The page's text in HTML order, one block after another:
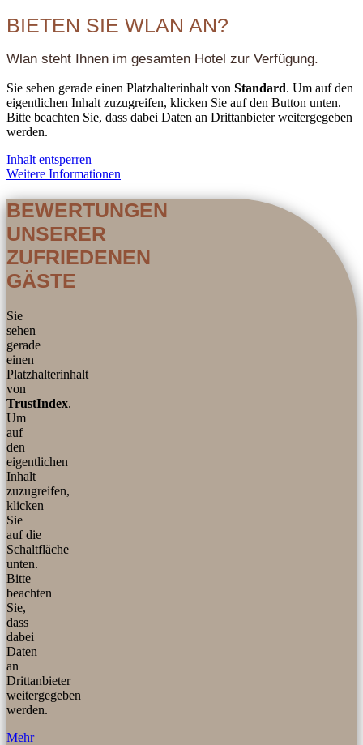
BIETEN SIE WLAN AN?
Wlan steht Ihnen im gesamten Hotel zur Verfügung.
Sie sehen gerade einen Platzhalterinhalt von Standard. Um auf den
eigentlichen Inhalt zuzugreifen, klicken Sie auf den Button unten.
Bitte beachten Sie, dass dabei Daten an Drittanbieter weitergegeben
werden.
Inhalt entsperren
Weitere Informationen
BEWERTUNGEN
UNSERER
ZUFRIEDENEN
GÄSTE
Sie
sehen
gerade
einen
Platzhalterinhalt
von
TrustIndex.
Um
auf
den
eigentlichen
Inhalt
zuzugreifen,
klicken
Sie
auf die
Schaltfläche
unten.
Bitte
beachten
Sie,
dass
dabei
Daten
an
Drittanbieter
weitergegeben
werden.
Mehr